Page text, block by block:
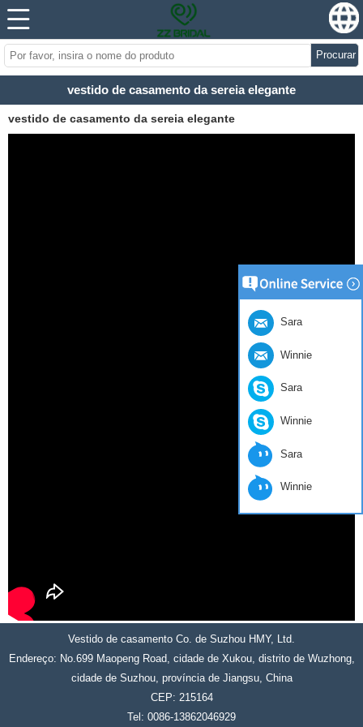
Procurar
vestido de casamento da sereia elegante
vestido de casamento da sereia elegante
Vestido de casamento Co. de Suzhou HMY, Ltd.
Endereço: No.699 Maopeng Road, cidade de Xukou, distrito de Wuzhong,
cidade de Suzhou, província de Jiangsu, China
CEP: 215164
Tel: 0086-13862046929
Sara
Winnie
Sara
Winnie
Sara
Winnie